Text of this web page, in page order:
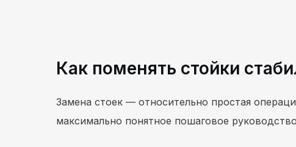
Как поменять стойки
Замена стоек — относительно простая
максимально понятное пошаговое